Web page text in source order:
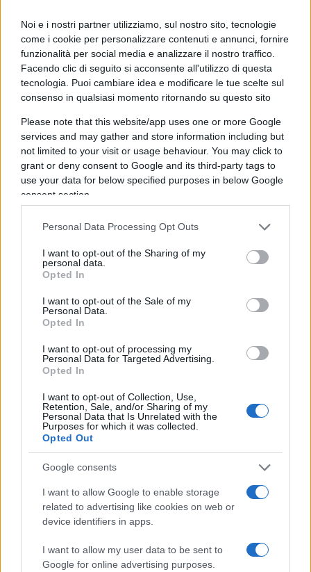
Noi e i nostri partner utilizziamo, sul nostro sito, tecnologie
come i cookie per personalizzare contenuti e annunci, fornire
funzionalità per social media e analizzare il nostro traffico.
Facendo clic di seguito si acconsente all'utilizzo di questa
tecnologia. Puoi cambiare idea e modificare le tue scelte sul
consenso in qualsiasi momento ritornando su questo sito
Please note that this website/app uses one or more Google
services and may gather and store information including but
not limited to your visit or usage behaviour. You may click to
grant or deny consent to Google and its third-party tags to
use your data for below specified purposes in below Google
consent section.
Personal Data Processing Opt Outs
I want to opt-out of the Sharing of my
personal data.
Opted In
I want to opt-out of the Sale of my
Personal Data.
Opted In
I want to opt-out of processing my
Personal Data for Targeted Advertising.
Opted In
I want to opt-out of Collection, Use,
Retention, Sale, and/or Sharing of my
Personal Data that Is Unrelated with the
Purposes for which it was collected.
Opted Out
Google consents
I want to allow Google to enable storage
related to advertising like cookies on web or
device identifiers in apps.
I want to allow my user data to be sent to
Google for online advertising purposes.
proteggere i propri interessi se la Lituania non
riprenderà a consentire il transito delle merci a
Kaliningrad nel prossimo futuro”. Dal canto suo,
Vilnius getta la patata bollente nella mani di
Bruzelles. “Il blocco di Kaliningrad non è un’azione
della Lituania – ha ribattuto il Ministro lituano,
Gabrielius Landsbergis – si tratta delle sanzioni Ue
che sono entrate in vigore. Tutto viene fatto con le
consultazioni e secondo le linee guida della
Commissione europea”.
Quel che è certo, è che a oltre tre mesi dall’inizio
della guerra non sembrano ancora aprirsi spiragli
di pace. Non in Ucraina, dove si continua a
combattere. E neppure nei rapporti tra Europa e
minimi storici.Il “caso Kalinigrad” rischia di
peggiorare la situazione
pronta a “reagire” qualora non venisse ripristinato
il transito delle merci.
L’Unione Europea intanto getta acqua sul fuoco. O
almeno ci prova. “Non si può paragonare la
situazione diKaliningradcon la situazione in
Ucraina rispetto alla guerra – ha dichiarato Jospeh
Borrel, Alto rappresentante dell’Ue per la Politica
estera – Il resto del mondo non sarà influenzato
da ciò che sta accadendo lì, ma lo è da ciò che sta